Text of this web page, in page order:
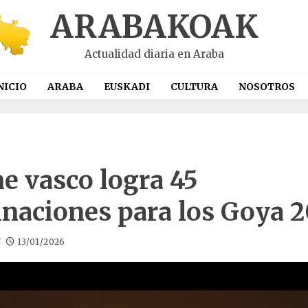
ARABAKOAK
Actualidad diaria en Araba
ARABA EUSKADI CULTURA NOSOTROS
vasco logra 45
para los Goya
13/01/2026